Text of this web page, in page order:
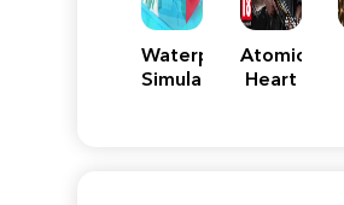
Waterpark
Simulator
Atomic
Heart